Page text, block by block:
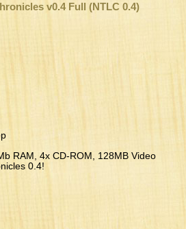
v0.4 Full (NTLC 0.4)
RAM, 4х CD-ROM, 128MB Video
0.4!